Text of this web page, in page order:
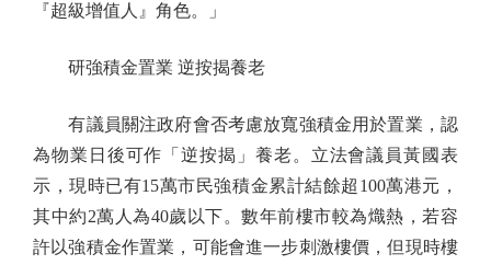
『超級增值人』角色。」
研強積金置業 逆按揭養老
有議員關注政府會否考慮放寬強積金用於置業，認
為物業日後可作「逆按揭」養老。立法會議員黃國表
示，現時已有15萬市民強積金累計結餘超100萬港元，
其中約2萬人為40歲以下。數年前樓市較為熾熱，若容
許以強積金作置業，可能會進一步刺激樓價，但現時樓